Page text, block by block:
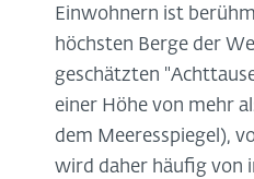
Einwohnern ist
höchsten Berge der
geschätzten
einer Höhe von mehr
dem Meeresspiegel),
wird daher häufig von